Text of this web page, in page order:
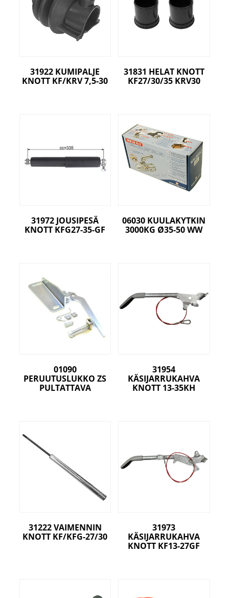
31922 KUMIPALJE
KNOTT KF/KRV 7,5-30
31831 HELAT KNOTT
KF27/30/35 KRV30
31972 JOUSIPESÄ
KNOTT KFG27-35-GF
06030 KUULAKYTKIN
3000KG Ø35-50 WW
01090
PERUUTUSLUKKO ZS
PULTATTAVA
31954
KÄSIJARRUKAHVA
KNOTT 13-35KH
31222 VAIMENNIN
KNOTT KF/KFG-27/30
31973
KÄSIJARRUKAHVA
KNOTT KF13-27GF